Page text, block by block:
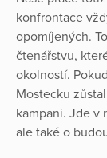
konfrontace
opomíjených.
čtenářstvu,
okolností.
Mostecku
kampani. Jde v
ale také o